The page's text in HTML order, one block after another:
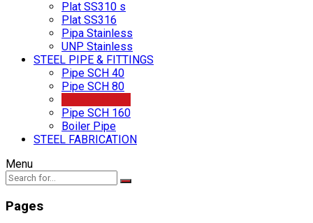
Plat SS310 s
Plat SS316
Pipa Stainless
UNP Stainless
STEEL PIPE & FITTINGS
Pipe SCH 40
Pipe SCH 80
Pipe SCH 160
Boiler Pipe
STEEL FABRICATION
Menu
Pages